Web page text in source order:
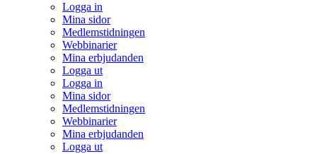
Logga in
Mina sidor
Medlemstidningen
Webbinarier
Mina erbjudanden
Logga ut
Logga in
Mina sidor
Medlemstidningen
Webbinarier
Mina erbjudanden
Logga ut